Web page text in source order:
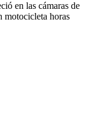
en las cámaras de
motocicleta horas